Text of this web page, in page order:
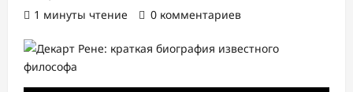
1 минуты чтение
0 комментариев